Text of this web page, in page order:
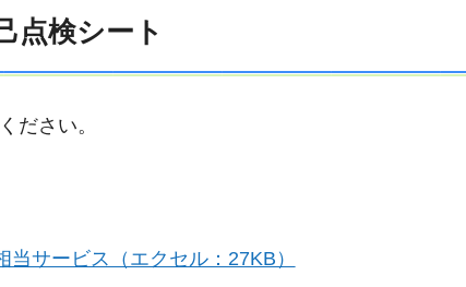
点検シート
ださい。
当サービス（エクセル：27KB）